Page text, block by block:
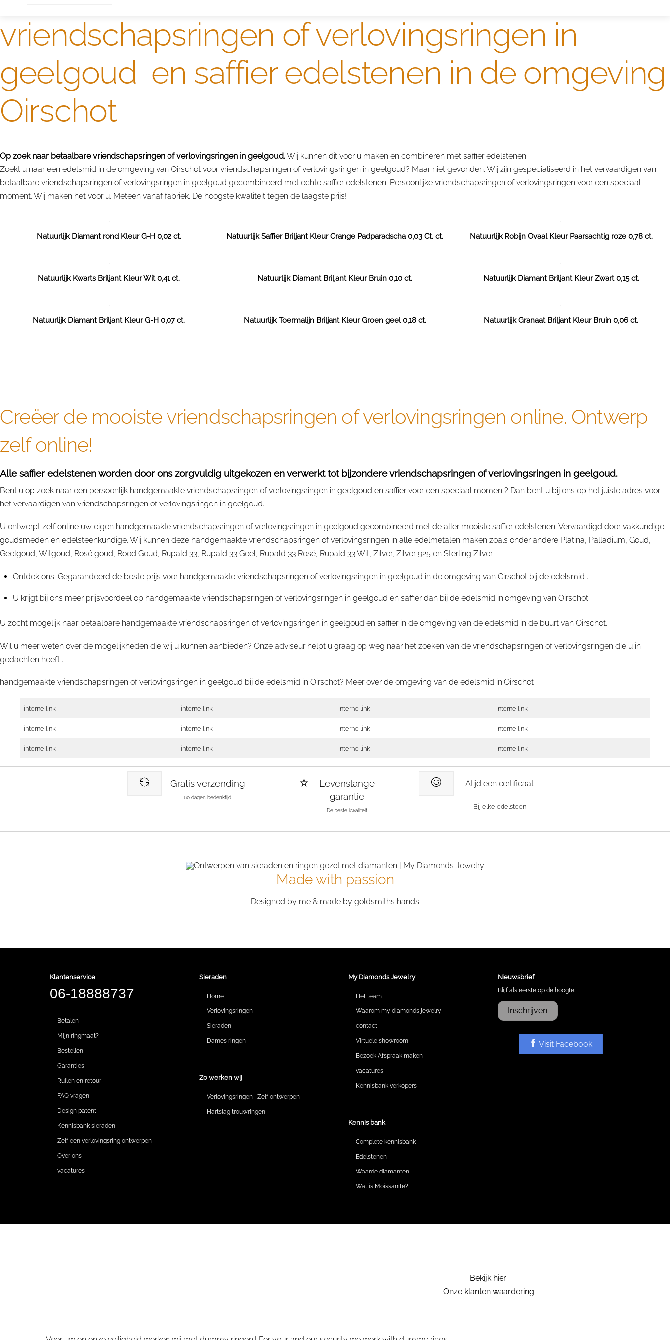
vriendschapsringen of verlovingsringen in
geelgoud en saffier edelstenen in de omgeving
Oirschot
Op zoek naar betaalbare vriendschapsringen of verlovingsringen in geelgoud.Wij kunnen dit voor u maken en combineren met saffier edelstenen.
Zoekt u naar een edelsmid in de omgeving van Oirschot voor vriendschapsringen of verlovingsringen in geelgoud? Maar niet gevonden. Wij zijn gespecialiseerd in het vervaardigen van
betaalbare vriendschapsringen of verlovingsringen in geelgoud gecombineerd met echte saffier edelstenen. Persoonlijke vriendschapsringen of verlovingsringen voor een speciaal
moment. Wij maken het voor u. Meteen vanaf fabriek. De hoogste kwaliteit tegen de laagste prijs!
Natuurlijk Diamant rond Kleur G-H 0,02 ct. Natuurlijk Saffier Briljant Kleur Orange Padparadscha 0,03 Ct. ct. Natuurlijk Robijn Ovaal Kleur Paarsachtig roze 0,78 ct.
Natuurlijk Kwarts Briljant Kleur Wit 0,41 ct. Natuurlijk Diamant Briljant Kleur Bruin 0,10 ct. Natuurlijk Diamant Briljant Kleur Zwart 0,15 ct.
Natuurlijk Diamant Briljant Kleur G-H 0,07 ct. Natuurlijk Toermalijn Briljant Kleur Groen geel 0,18 ct. Natuurlijk Granaat Briljant Kleur Bruin 0,06 ct.
Creëer de mooiste vriendschapsringen of verlovingsringen online. Ontwerp
zelf online!
Alle saffier edelstenen worden door ons zorgvuldig uitgekozen en verwerkt tot bijzondere vriendschapsringen of verlovingsringen in geelgoud.
Bent u op zoek naar een persoonlijk handgemaakte vriendschapsringen of verlovingsringen in geelgoud en saffier voor een speciaal moment? Dan bent u bij ons op het juiste adres voor
het vervaardigen van vriendschapsringen of verlovingsringen in geelgoud.
U ontwerpt zelf online uw eigen handgemaakte vriendschapsringen of verlovingsringen in geelgoud gecombineerd met de aller mooiste saffier edelstenen. Vervaardigd door vakkundige
goudsmeden en edelsteenkundige. Wij kunnen deze handgemaakte vriendschapsringen of verlovingsringen in alle edelmetalen maken zoals onder andere Platina, Palladium, Goud,
Geelgoud, Witgoud, Rosé goud, Rood Goud, Rupald 33, Rupald 33 Geel, Rupald 33 Rosé, Rupald 33 Wit, Zilver, Zilver 925 en Sterling Zilver.
Ontdek ons. Gegarandeerd de beste prijs voor handgemaakte vriendschapsringen of verlovingsringen in geelgoud in de omgeving van Oirschot bij de edelsmid .
U krijgt bij ons meer prijsvoordeel op handgemaakte vriendschapsringen of verlovingsringen in geelgoud en saffier dan bij de edelsmid in omgeving van Oirschot.
U zocht mogelijk naar betaalbare handgemaakte vriendschapsringen of verlovingsringen in geelgoud en saffier in de omgeving van de edelsmid in de buurt van Oirschot.
Wil u meer weten over de mogelijkheden die wij u kunnen aanbieden? Onze adviseur helpt u graag op weg naar het zoeken van de vriendschapsringen of verlovingsringen die u in
gedachten heeft .
handgemaakte vriendschapsringen of verlovingsringen in geelgoud bij de edelsmid in Oirschot? Meer over de omgeving van de edelsmid in Oirschot
interne link interne link interne link interne link
interne link interne link interne link interne link
interne link interne link interne link interne link
Gratis verzending
60 dagen bedenktijd
Levenslange
garantie
De beste kwaliteit
Atijd een certificaat
Bij elke edelsteen
Made with passion
Designed by me & made by goldsmiths hands
Klantenservice
06-18888737
Betalen
Mijn ringmaat?
Bestellen
Garanties
Ruilen en retour
FAQ vragen
Design patent
Kennisbank sieraden
Zelf een verlovingsring ontwerpen
Over ons
vacatures
Sieraden
Home
Verlovingsringen
Sieraden
Dames ringen
Zo werken wij
Verlovingsringen | Zelf ontwerpen
Hartslag trouwringen
My Diamonds Jewelry
Het team
Waarom my diamonds jewelry
contact
Virtuele showroom
Bezoek Afspraak maken
vacatures
Kennisbank verkopers
Kennis bank
Complete kennisbank
Edelstenen
Waarde diamanten
Wat is Moissanite?
Nieuwsbrief
Blijf als eerste op de hoogte.
Inschrijven
Visit Facebook
Bekijk hier
Onze klanten waardering